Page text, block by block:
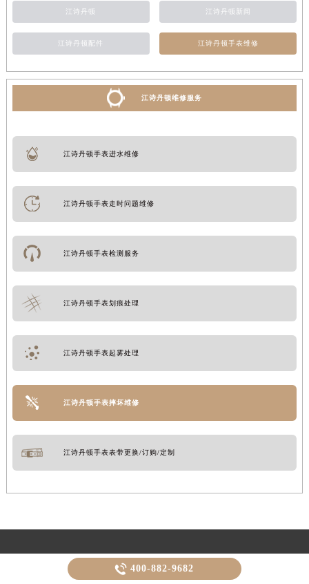
江诗丹顿 江诗丹顿新闻
江诗丹顿配件 江诗丹顿手表维修
江诗丹顿维修服务
江诗丹顿手表进水维修
江诗丹顿手表走时问题维修
江诗丹顿手表检测服务
江诗丹顿手表划痕处理
江诗丹顿手表起雾处理
江诗丹顿手表摔坏维修
江诗丹顿手表表带更换/订购/定制
轻轻滑动下方栏目探索更多精彩内容
 400-882-9682